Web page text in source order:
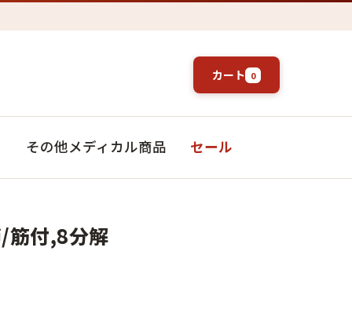
カート 0
その他メディカル商品 セール
付,8分解